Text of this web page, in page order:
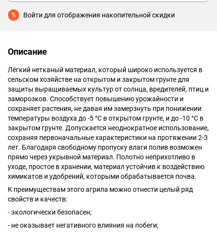
% Войти для отображения накопительной скидки
Описание
Лёгкий нетканый материал, который широко используется в
сельском хозяйстве на открытом и закрытом грунте для
защиты выращиваемых культур от солнца, вредителей, птиц и
заморозков. Способствует повышению урожайности и
сохраняет растения, не давая им замерзнуть при понижении
температуры воздуха до -5 °C в открытом грунте, и до -10 °C в
закрытом грунте. Допускается неоднократное использование,
сохраняя первоначальные характеристики на протяжении 2-3
лет. Благодаря свободному пропуску влаги полив возможен
прямо через укрывной материал. Полотно неприхотливо в
уходе, простое в хранении, материал устойчив к воздействию
химикатов и удобрений, которыми обрабатывается почва.
К преимуществам этого агрила можно отнести целый ряд
свойств и качеств:
- экологически безопасен;
- не оказывает негативного влияния на побеги;